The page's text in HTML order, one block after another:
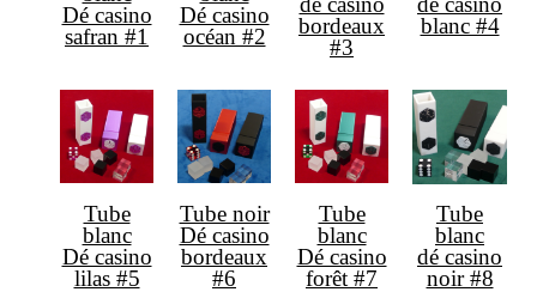
Dé casino
safran #1
Dé casino
océan #2
bordeaux
#3
blanc #4
Tube
blanc
Dé casino
lilas #5
Tube noir
Dé casino
bordeaux
#6
Tube
blanc
Dé casino
forêt #7
Tube
blanc
dé casino
noir #8